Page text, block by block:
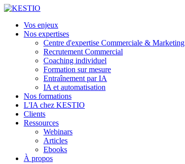
Vos enjeux
Nos expertises
Centre d'expertise Commerciale & Marketing
Recrutement Commercial
Coaching individuel
Formation sur mesure
Entraînement par IA
IA et automatisation
Nos formations
L'IA chez KESTIO
Clients
Ressources
Webinars
Articles
Ebooks
À propos